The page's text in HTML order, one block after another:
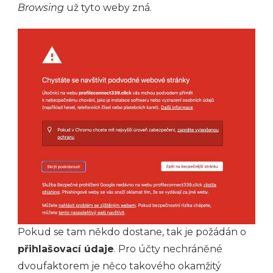
Browsing už tyto weby zná.
Pokud se tam někdo dostane, tak je požádán o
přihlašovací údaje. Pro účty nechráněné
dvoufaktorem je něco takového okamžitý